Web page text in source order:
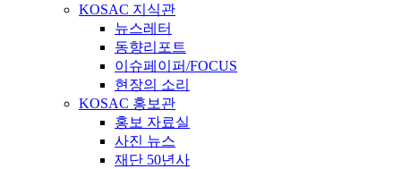
KOSAC 지식관
뉴스레터
동향리포트
이슈페이퍼/FOCUS
현장의 소리
KOSAC 홍보관
홍보 자료실
사진 뉴스
재단 50년사